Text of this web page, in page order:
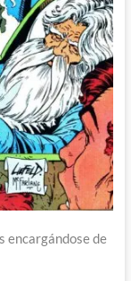
encargándose de